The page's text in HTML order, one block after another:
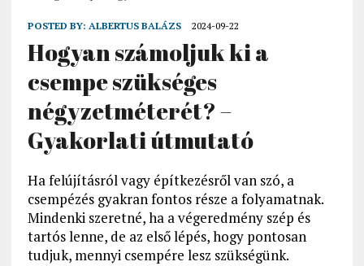
POSTED BY: ALBERTUS BALÁZS 2024-09-22
Hogyan számoljuk ki a
csempe szükséges
négyzetméterét? –
Gyakorlati útmutató
Ha felújításról vagy építkezésről van szó, a
csempézés gyakran fontos része a folyamatnak.
Mindenki szeretné, ha a végeredmény szép és
tartós lenne, de az első lépés, hogy pontosan
tudjuk, mennyi csempére lesz szükségünk.